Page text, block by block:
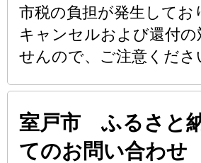
市税の負担が発生してお
キャンセルおよび還付の
せんので、ご注意くださ
室戸市 ふるさと
てのお問い合わせ